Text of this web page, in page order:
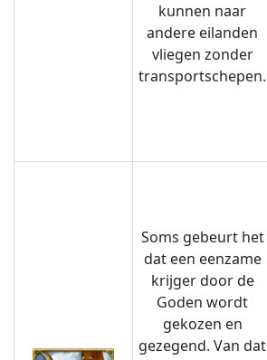
kunnen naar
andere eilanden
vliegen zonder
transportschepen.
Soms gebeurt het
dat een eenzame
krijger door de
Goden wordt
gekozen en
gezegend. Van dat